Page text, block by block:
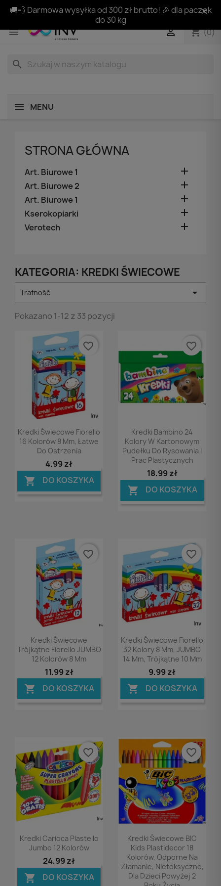
🚚💨 Darmowa wysyłka od 300 zł brutto! 🎉 dla paczek
do 30 kg
 shopping_cart(0)

search
MENU
STRONA GŁÓWNA
Art. Biurowe 1 
Art. Biurowe 2 
Art. Biurowe 1 
Kserokopiarki 
Verotech 
KATEGORIA: KREDKI ŚWIECOWE
Trafność 
Pokazano 1-12 z 33 pozycji
Podgląd
Kredki Świecowe Fiorello
16 Kolorów 8 Mm, Łatwe
Do Ostrzenia
4,99 zł
 DO KOSZYKA
favorite_border
Podgląd
Kredki Bambino 24
Kolory W Kartonowym
Pudełku Do Rysowania I
Prac Plastycznych
18,99 zł
 DO KOSZYKA
favorite_border
Podgląd
Kredki Świecowe
Trójkątne Fiorello JUMBO
12 Kolorów 8 Mm
11,99 zł
 DO KOSZYKA
favorite_border
Podgląd
Kredki Świecowe Fiorello
32 Kolory 8 Mm, JUMBO
14 Mm, Trójkątne 10 Mm
9,99 zł
 DO KOSZYKA
favorite_border
Podgląd
Kredki Carioca Plastello
Jumbo 12 Kolorów
24,99 zł
 DO KOSZYKA
favorite_border
Podgląd
Kredki Świecowe BIC
Kids Plastidecor 18
Kolorów, Odporne Na
Złamanie, Nietoksyczne,
Dla Dzieci Powyżej 2
favorite_border